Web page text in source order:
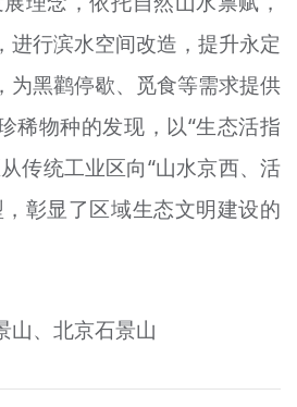
进行滨水空间改造，提升永定
为黑鹳停歇、觅食等需求提供
稀物种的发现，以“生态活指
传统工业区向“山水京西、活
彰显了区域生态文明建设的
山、北京石景山